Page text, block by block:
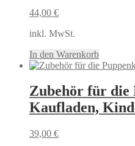
44,00 €
inkl. MwSt.
In den Warenkorb
Zubehör für die
Kaufladen,
39,00 €